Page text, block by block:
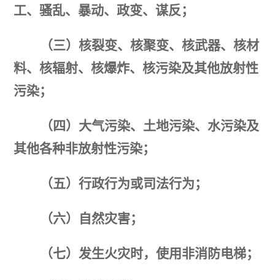
工、骚乱、暴动、政变、谋反；
（三）核裂变、核聚变、核武器、核材
料、核辐射、核爆炸、核污染及其他放射性
污染；
（四）大气污染、土地污染、水污染及
其他各种非放射性污染；
（五）行政行为或司法行为；
（六）自然灾害；
（七）发生火灾时，使用非消防电梯；